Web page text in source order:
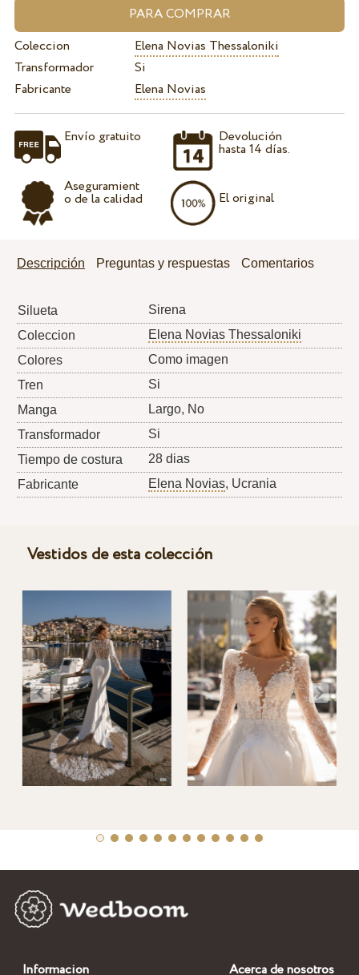
Coleccion
Elena Novias Thessaloniki
Transformador
Si
Fabricante
Elena Novias
Envío gratuito
Aseguramient
o de la calidad
Devolución
hasta 14 días.
El original
Descripción Preguntas y respuestas Comentarios
Silueta
Sirena
Coleccion
Elena Novias Thessaloniki
Colores
Como imagen
Tren
Si
Manga
Largo, No
Transformador
Si
Tiempo de costura
28 dias
Fabricante
Elena Novias, Ucrania
Vestidos de esta colección
Informacion Acerca de nosotros